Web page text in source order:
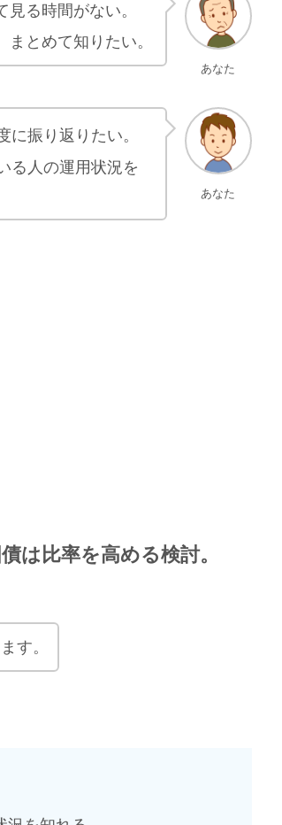
あなた
る時間がない。
とめて知りたい。
あなた
に振り返りたい。
る人の運用状況を
は比率を高める検討。
す。